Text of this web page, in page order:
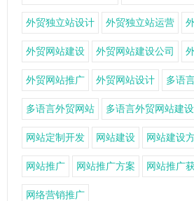
外贸独立站设计 外贸独立站运营
外贸网站建设 外贸网站建设公司
外贸网站推广 外贸网站设计 多语
多语言外贸网站 多语言外贸网站建设
网站定制开发 网站建设 网站建设
网站推广 网站推广方案 网站推广
网络营销推广